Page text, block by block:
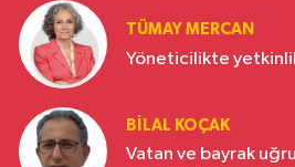
TÜMAY MERCAN
Yöneticilikte
BILAL KOÇAK
Vatan ve bayrak